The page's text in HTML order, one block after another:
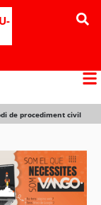
de procediment civil